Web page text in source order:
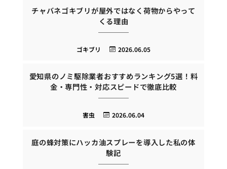
チャバネゴキブリが屋外ではなく荷物からやって
くる理由
2026.06.05
ゴキブリ
愛知県のノミ駆除業者おすすめランキング5選！料
金・専門性・対応スピードで徹底比較
2026.06.04
害虫
庭の蜂対策にハッカ油スプレーを導入した私の体
験記